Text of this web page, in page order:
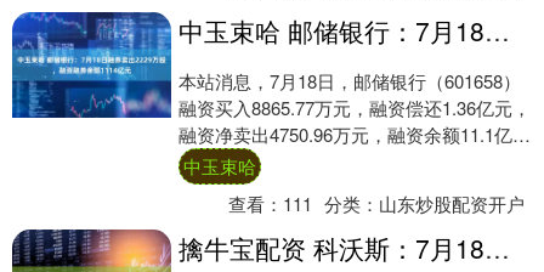
中玉束哈 邮储银行：7月18日融券卖出2229万股，融资融券余额1114亿元
本站消息，7月18日，邮储银行（601658）
融资买入8865.77万元，融资偿还1.36亿元，
融资净卖出4750.96万元，融资余额11.1亿
元。 融券方面，....
中玉束哈
查看： 111 分类： 山东炒股配资开户
擒牛宝配资 科沃斯：7月18日融资买入627802万元，融资融券余额376亿元